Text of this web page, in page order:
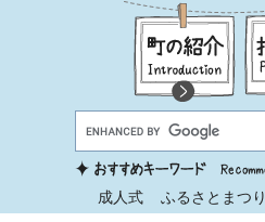
成人式 ふるさとまつり